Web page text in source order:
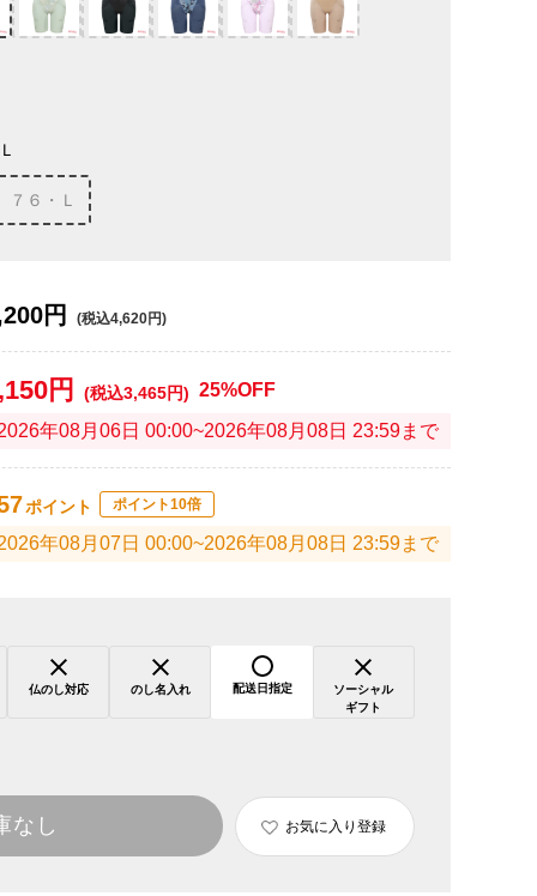
７６・Ｌ
円 (税込4,620円)
円 (税込3,465円) 25%OFF
年08月06日 00:00~2026年08月08日 23:59まで
ポイント ポイント10倍
年08月07日 00:00~2026年08月08日 23:59まで
仏のし対応 のし名入れ 配送日指定
ソーシャル
ギフト
なし お気に入り登録